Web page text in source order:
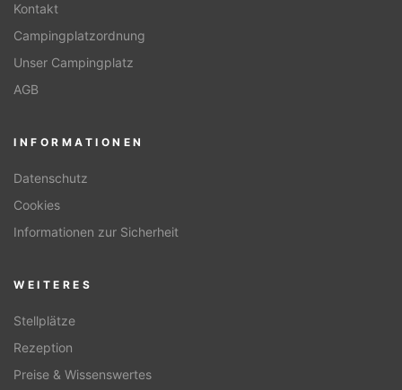
Kontakt
Campingplatzordnung
Unser Campingplatz
AGB
WEITERES
Stellplätze
Rezeption
Preise & Wissenswertes
INFORMATIONEN
Datenschutz
Cookies
Informationen zur Sicherheit